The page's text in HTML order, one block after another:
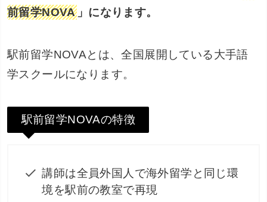
前留学NOVA」になります。
駅前留学NOVAとは、全国展開している大手語
学スクールになります。
駅前留学NOVAの特徴
講師は全員外国人で海外留学と同じ環
境を駅前の教室で再現